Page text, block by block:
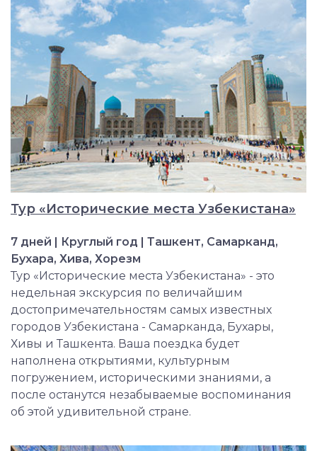
Тур «Исторические места Узбекистана»
7 дней | Круглый год | Ташкент, Самарканд,
Бухара, Хива, Хорезм
Тур «Исторические места Узбекистана» - это
недельная экскурсия по величайшим
достопримечательностям самых известных
городов Узбекистана - Самарканда, Бухары,
Хивы и Ташкента. Ваша поездка будет
наполнена открытиями, культурным
погружением, историческими знаниями, а
после останутся незабываемые воспоминания
об этой удивительной стране.